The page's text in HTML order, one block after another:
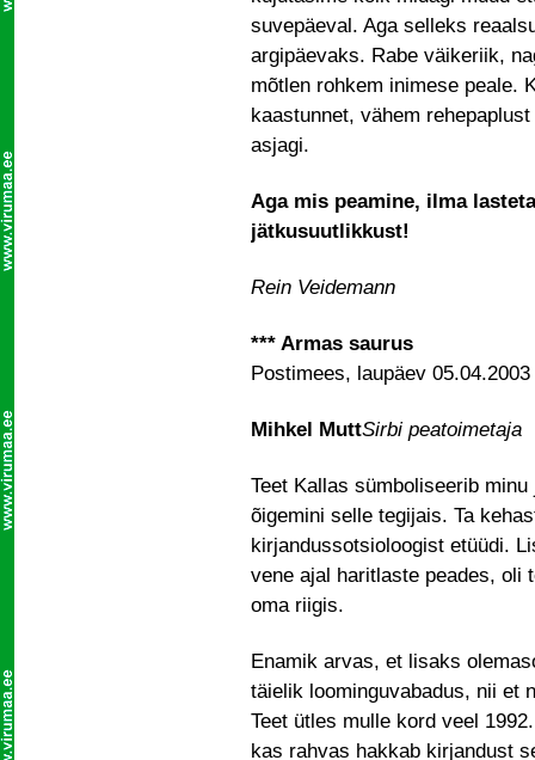
suvepäeval. Aga selleks
argipäevaks. Rabe väikeriik,
mõtlen rohkem inimese peale.
kaastunnet, vähem
asjagi.
Aga mis peamine, ilma
jätkusuutlikkust!
Rein Veidemann
*** Armas saurus
Postimees, laupäev 05.04.2003
Mihkel MuttSirbi peatoimetaja
Teet Kallas sümboliseerib
õigemini selle tegijais. Ta
kirjandussotsioloogist etüüdi.
vene ajal haritlaste peades, oli
oma riigis.
Enamik arvas, et lisaks
täielik loominguvabadus, nii et
Teet ütles mulle kord veel
kas rahvas hakkab kirjandust